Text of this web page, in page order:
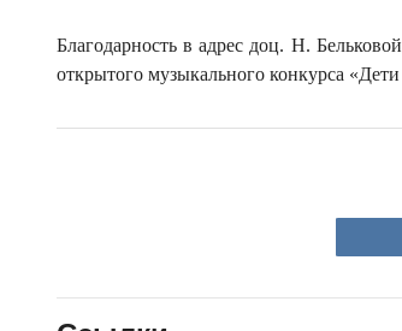
Благодарность в адрес доц. Н.
открытого музыкального конкурса